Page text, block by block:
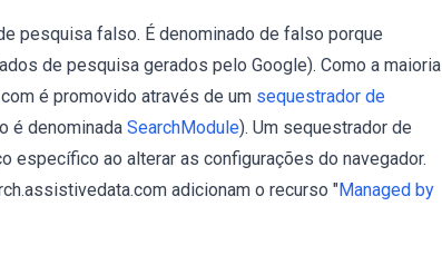
pesquisa falso. É denominado de falso porque
de pesquisa gerados pelo Google). Como a maioria
é promovido através de um sequestrador de
é denominada SearchModule). Um sequestrador de
específico ao alterar as configurações do navegador.
adicionam o recurso "Managed by